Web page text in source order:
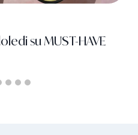
su MUST-HAVE